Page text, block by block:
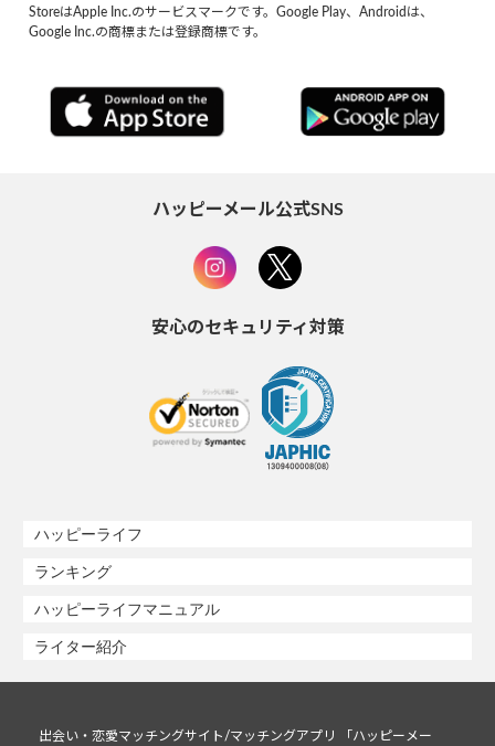
StoreはApple Inc.のサービスマークです。Google Play、Androidは、
Google Inc.の商標または登録商標です。
ハッピーメール公式SNS
安心のセキュリティ対策
ハッピーライフ
ランキング
ハッピーライフマニュアル
ライター紹介
出会い・恋愛マッチングサイト/マッチングアプリ 「ハッピーメー